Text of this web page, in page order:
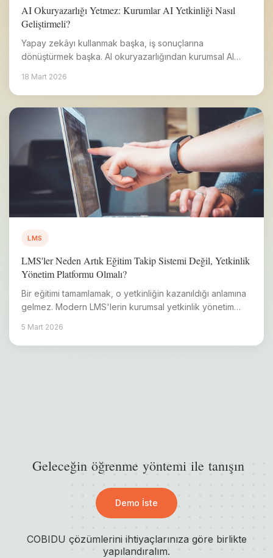
AI Okuryazarlığı Yetmez: Kurumlar AI Yetkinliği Nasıl
Geliştirmeli?
Yapay zekâyı kullanmak başka, iş sonuçlarına
dönüştürmek başka. AI okuryazarlığından kurumsal AI
18 Mart 2026
LMS
LMS'ler Neden Artık Eğitim Takip Sistemi Değil, Yetkinlik
Yönetim Platformu Olmalı?
Bir eğitimi tamamlamak, o yetkinliğin kazanıldığı anlamına
gelmez. Modern LMS'lerin kurumsal yetkinlik yönetim
5 Mart 2026
Geleceğin öğrenme yöntemi ile tanışın
Demo İste
COBIDU çözümlerini ihtiyaçlarınıza göre birlikte
yapılandıralım.